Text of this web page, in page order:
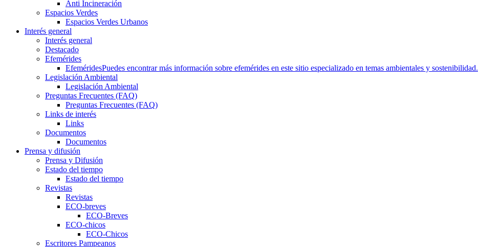
Anti Incineración
Espacios Verdes
Espacios Verdes Urbanos
Interés general
Interés general
Destacado
Efemérides
EfeméridesPuedes encontrar más información sobre efemérides en este sitio especializado en temas ambientales y sostenibilidad.
Legislación Ambiental
Legislación Ambiental
Preguntas Frecuentes (FAQ)
Preguntas Frecuentes (FAQ)
Links de interés
Links
Documentos
Documentos
Prensa y difusión
Prensa y Difusión
Estado del tiempo
Estado del tiempo
Revistas
Revistas
ECO-breves
ECO-Breves
ECO-chicos
ECO-Chicos
Escritores Pampeanos